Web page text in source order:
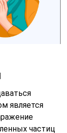
является
частиц